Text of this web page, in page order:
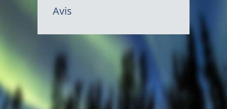
Avis
Canada